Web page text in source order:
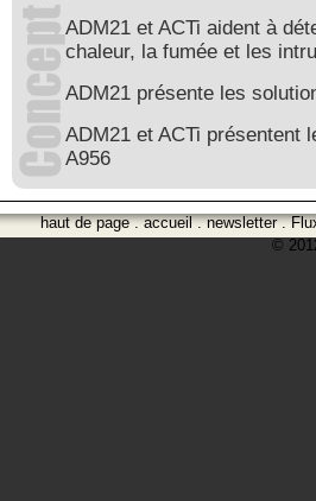
ADM21 et ACTi aident à
chaleur, la fumée et les
ADM21 présente les
ADM21 et ACTi présentent
A956
haut de page.accueil.newsletter.
©